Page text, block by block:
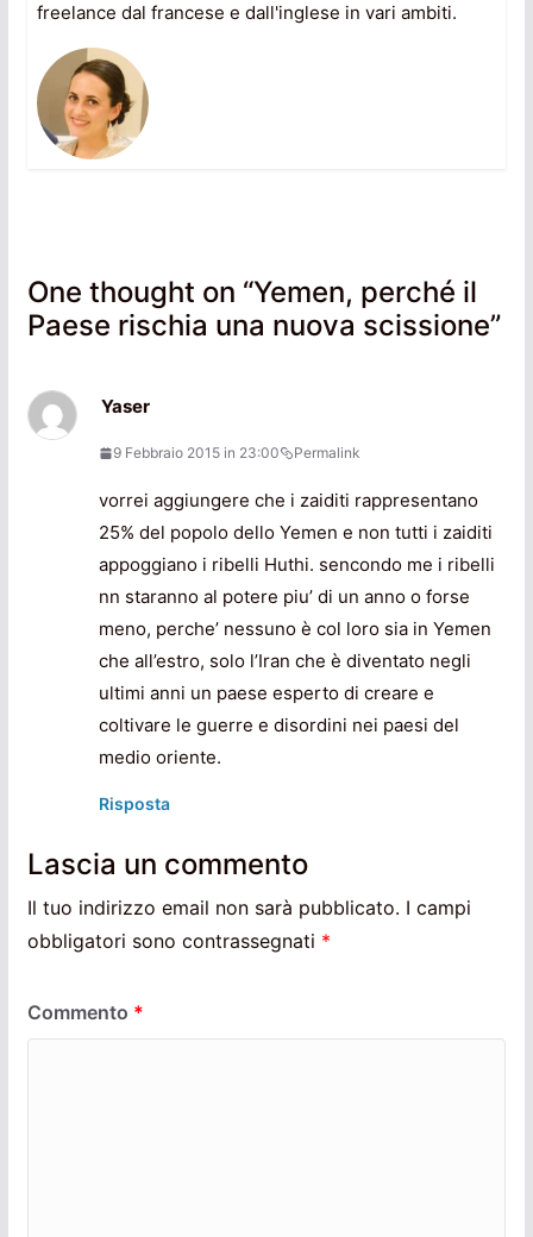
freelance dal francese e dall'inglese in vari ambiti.
One thought on “Yemen, perché il
Paese rischia una nuova scissione”
Yaser
9 Febbraio 2015 in 23:00 Permalink
vorrei aggiungere che i zaiditi rappresentano
25% del popolo dello Yemen e non tutti i zaiditi
appoggiano i ribelli Huthi. sencondo me i ribelli
nn staranno al potere piu’ di un anno o forse
meno, perche’ nessuno è col loro sia in Yemen
che all’estro, solo l’Iran che è diventato negli
ultimi anni un paese esperto di creare e
coltivare le guerre e disordini nei paesi del
medio oriente.
Risposta
Lascia un commento
Il tuo indirizzo email non sarà pubblicato. I campi
obbligatori sono contrassegnati *
Commento *